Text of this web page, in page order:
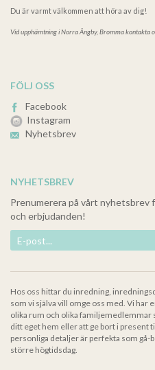
Du är varmt välkommen att höra av dig!
Vid upphämtning iNorra Ängby, Bromma kontakta
FÖLJ OSS
Facebook
Instagram
Nyhetsbrev
NYHETSBREV
Prenumerera på vårt
och erbjudanden!
Hos oss hittar du inredning,
som vi själva vill omge oss med. Vi har
olika rum och olika familjemedlemmar
ditt eget hem eller att ge bort i present
personliga detaljer är perfekta som gå-
större högtidsdag.